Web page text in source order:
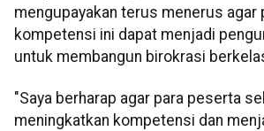
mengupayakan terus menerus agar
kompetensi ini dapat menjadi
untuk membangun birokrasi
"Saya berharap agar para peserta
meningkatkan kompetensi dan